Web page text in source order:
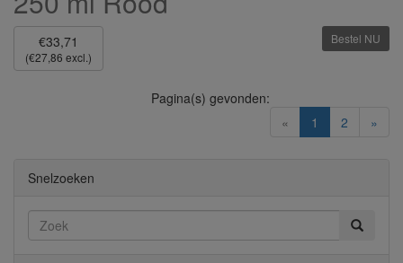
€33,71
(€27,86 excl.)
Bestel NU
« 1 (current)
2 »
Pagina(s) gevonden:
Snelzoeken